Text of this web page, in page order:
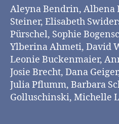
Aleyna Bendrin, Albena
Steiner, Elisabeth
Pürschel, Sophie
Ylberina Ahmeti, David
Leonie Buckenmaier,
Josie Brecht, Dana
Julia Pflumm, Barbara
Golluschinski, Michelle